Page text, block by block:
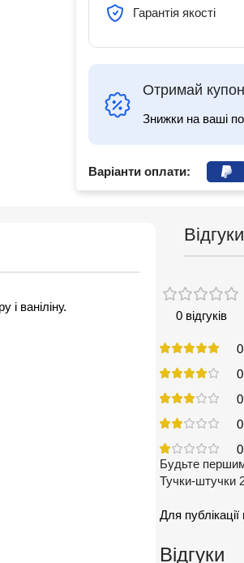
Гарантія якості
Отримай
Знижки на ваші
Варіанти оплати:
ваніліну.
0 відгуків
0
0
0
0
0
Відгуки
Будьте
Тучки-штучки
Для